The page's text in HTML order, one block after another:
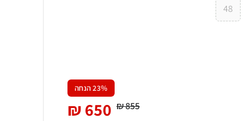
48
23% הנחה
855
₪
650
₪